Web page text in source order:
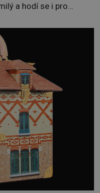
a hodí se i pro
jen posedává. Hodně
semínek Jeho
s výjimkou